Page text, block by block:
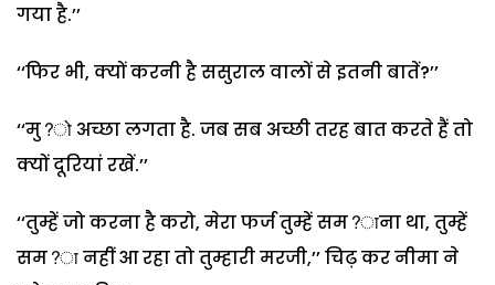
गया है.’’
‘‘फिर भी, क्यों करनी है ससुराल वालों से इतनी बातें?’’
‘‘मु?ो अच्छा लगता है. जब सब अच्छी तरह बात करते हैं तो
क्यों दूरियां रखें.’’
‘‘तुम्हें जो करना है करो, मेरा फर्ज तुम्हें सम?ाना था, तुम्हें
सम?ा नहीं आ रहा तो तुम्हारी मरजी,’’ चिढ़ कर नीमा ने